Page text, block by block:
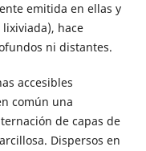
emitida en ellas y
hace
ni distantes.
accesibles
común una
de capas de
Dispersos en